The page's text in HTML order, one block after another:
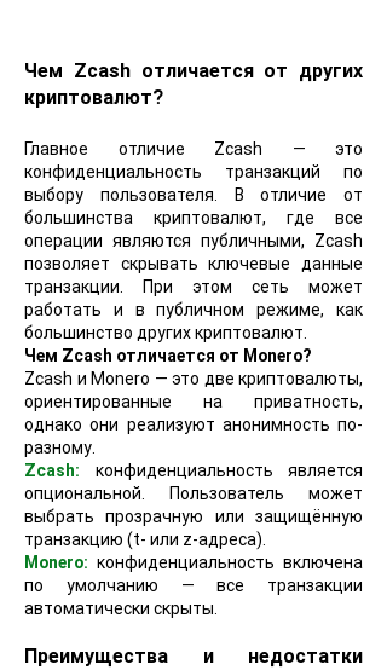
Чем Zcash отличается от других
криптовалют?
Главное отличие Zcash — это
конфиденциальность транзакций по
выбору пользователя. В отличие от
большинства криптовалют, где все
операции являются публичными, Zcash
позволяет скрывать ключевые данные
транзакции. При этом сеть может
работать и в публичном режиме, как
большинство других криптовалют.
Чем Zcash отличается от Monero?
Zcash и Monero — это две криптовалюты,
ориентированные на приватность,
однако они реализуют анонимность по-
разному.
Zcash: конфиденциальность является
опциональной. Пользователь может
выбрать прозрачную или защищённую
транзакцию (t- или z-адреса).
Monero: конфиденциальность включена
по умолчанию — все транзакции
автоматически скрыты.
Преимущества и недостатки